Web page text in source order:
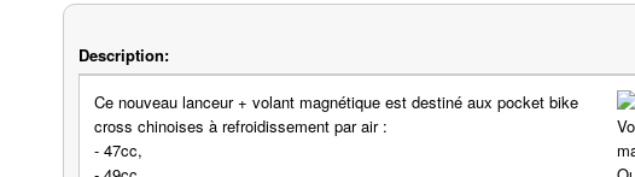
Description:
Ce nouveau lanceur + volant magnétique est destiné aux pocket bike
cross chinoises à refroidissement par air :
- 47cc,